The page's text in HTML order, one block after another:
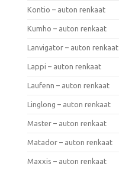
Kontio – auton renkaat
Kumho – auton renkaat
Lanvigator – auton renkaat
Lappi – auton renkaat
Laufenn – auton renkaat
Linglong – auton renkaat
Master – auton renkaat
Matador – auton renkaat
Maxxis – auton renkaat